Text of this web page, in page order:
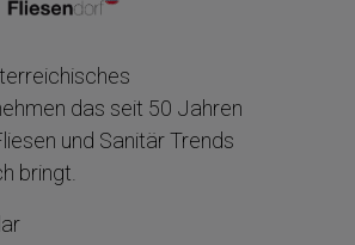
das seit 50 Jahren
und Sanitär Trends
bringt.